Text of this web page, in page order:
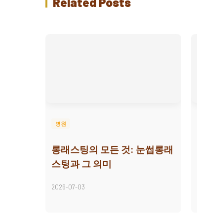
병원
롱래스팅의 모든 것: 눈썹롱래
스팅과 그 의미
2026-07-03